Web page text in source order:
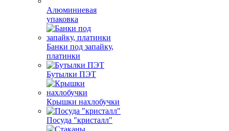
Алюминиевая
упаковка
Банки под запайку,
платинки
Бутылки ПЭТ
Крышки нахлобучки
Посуда "кристалл"